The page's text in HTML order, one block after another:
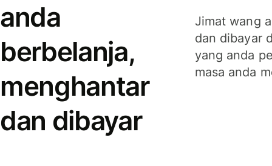
anda
berbelanja,
menghantar
dan dibayar
Jimat wang
dan dibayar
yang anda
masa anda